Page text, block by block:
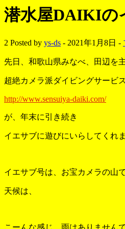
潜水屋DAIKIの
2 Posted by ys-ds - 2021年1月8日 -
先日、和歌山県みなべ、田辺を
超絶カメラ派ダイビングサービ
http://www.sensuiya-daiki.com/
が、年末に引き続き
イエサブに遊びにいらしてくれま
イエサブ号は、お宝カメラの山
天候は、
こーんな感じ、雨はありません